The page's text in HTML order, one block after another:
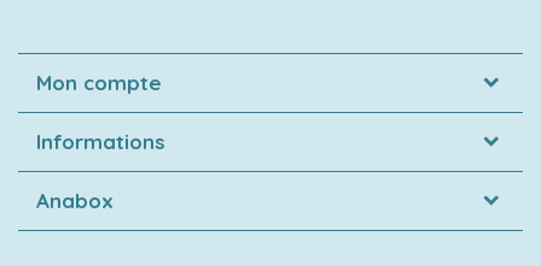
Mon compte
Informations
Anabox